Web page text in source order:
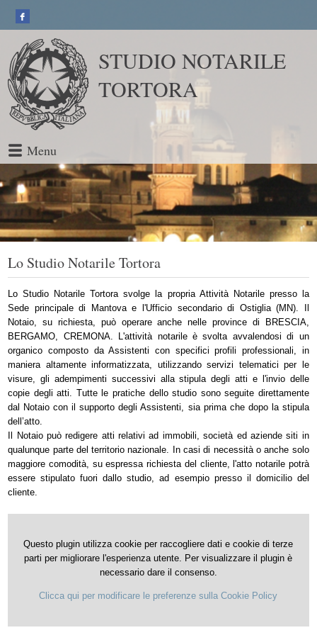
STUDIO NOTARILE
TORTORA
Menu
Lo Studio Notarile Tortora
Lo Studio Notarile Tortora svolge la propria Attività Notarile presso la
Sede principale di Mantova e l'Ufficio secondario di Ostiglia (MN). Il
Notaio, su richiesta, può operare anche nelle province di BRESCIA,
BERGAMO, CREMONA. L'attività notarile è svolta avvalendosi di un
organico composto da Assistenti con specifici profili professionali, in
maniera altamente informatizzata, utilizzando servizi telematici per le
visure, gli adempimenti successivi alla stipula degli atti e l'invio delle
copie degli atti. Tutte le pratiche dello studio sono seguite direttamente
dal Notaio con il supporto degli Assistenti, sia prima che dopo la stipula
dell’atto.
Il Notaio può redigere atti relativi ad immobili, società ed aziende siti in
qualunque parte del territorio nazionale. In casi di necessità o anche solo
maggiore comodità, su espressa richiesta del cliente, l'atto notarile potrà
essere stipulato fuori dallo studio, ad esempio presso il domicilio del
cliente.
Questo plugin utilizza cookie per raccogliere dati e cookie di terze
parti per migliorare l'esperienza utente. Per visualizzare il plugin è
necessario dare il consenso.
Clicca qui per modificare le preferenze sulla Cookie Policy